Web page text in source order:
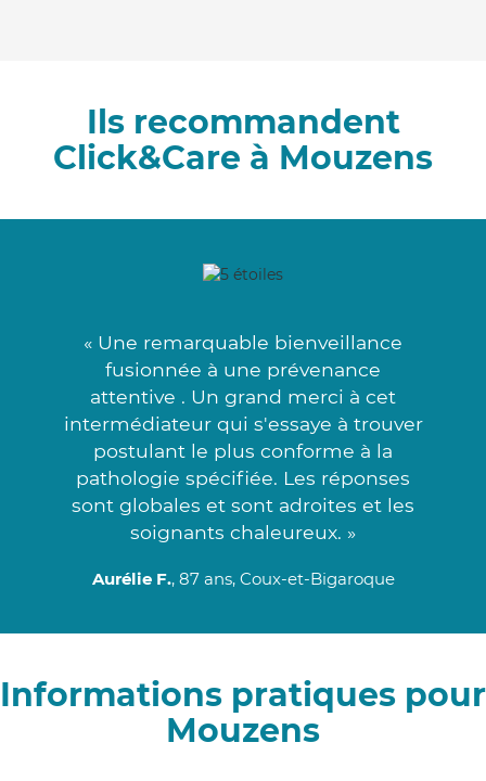
Ils recommandent
Click&Care à Mouzens
« Une remarquable bienveillance
fusionnée à une prévenance
attentive . Un grand merci à cet
intermédiateur qui s'essaye à trouver
postulant le plus conforme à la
pathologie spécifiée. Les réponses
sont globales et sont adroites et les
soignants chaleureux. »
Aurélie F., 87 ans, Coux-et-Bigaroque
Informations pratiques pour
Mouzens